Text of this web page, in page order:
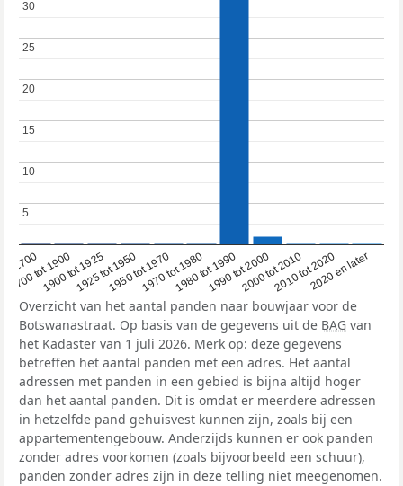
1700
1700 tot 1900
1900 tot 19251925 tot 19501950 tot 19701970 tot 19801980 tot 19901990 tot 20002000 tot 20102010 tot 20202020 en later
5
5
10
10
15
15
20
20
25
25
30
30
Overzicht van het aantal panden naar bouwjaar voor de
Botswanastraat. Op basis van de gegevens uit de BAG van
het Kadaster van 1 juli 2026. Merk op: deze gegevens
betreffen het aantal panden met een adres. Het aantal
adressen met panden in een gebied is bijna altijd hoger
dan het aantal panden. Dit is omdat er meerdere adressen
in hetzelfde pand gehuisvest kunnen zijn, zoals bij een
appartementengebouw. Anderzijds kunnen er ook panden
zonder adres voorkomen (zoals bijvoorbeeld een schuur),
panden zonder adres zijn in deze telling niet meegenomen.